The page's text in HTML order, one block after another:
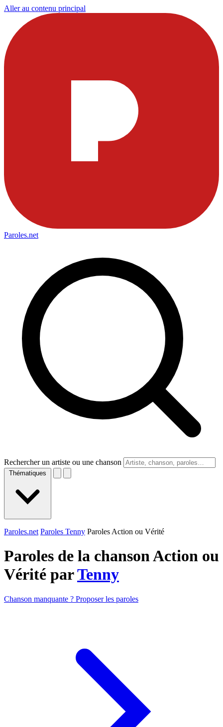
Aller au contenu principal
Paroles.net
Rechercher un artiste ou une chanson
Thématiques
Paroles.net Paroles Tenny Paroles Action ou Vérité
Paroles de la chanson Action ou
Vérité parTenny
Chanson manquante ? Proposer les paroles